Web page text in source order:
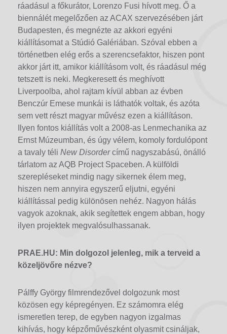
ráadásul a főkurátor, Lorenzo Fusi hívott meg. Ő a
biennálét megelőzően az ACAX szervezésében járt
Budapesten, és megnézte az akkori egyéni
kiállításomat a Stúdió Galériában. Szóval ebben a
történetben elég erős a szerencsefaktor, hiszen pont
akkor járt itt, amikor kiállításom volt, és ráadásul még
tetszett is neki. Megkeresett és meghívott
Liverpoolba, ahol rajtam kívül abban az évben
Benczúr Emese munkái is láthatók voltak, és azóta
sem vett részt magyar művész ezen a kiállításon.
Ilyen fontos kiállítás volt a 2008-as Lenmechanika az
Ernst Múzeumban, és úgy vélem, komoly fordulópont
a tavaly téli New Disordercímű nagyszabású, önálló
tárlatom az AQB Project Spaceben. A külföldi
szerepléseket mindig nagy sikernek élem meg,
hiszen nem annyira egyszerű eljutni, egyéni
kiállítással pedig különösen nehéz. Nagyon hálás
vagyok azoknak, akik segítettek engem abban, hogy
ilyen projektek megvalósulhassanak.
PRAE.HU: Min dolgozol jelenleg, mik a terveid a
közeljövőre nézve?
Pálffy György filmrendezővel dolgozunk most
közösen egy képregényen. Ez számomra elég
ismeretlen terep, de egyben nagyon izgalmas
kihívás, hogy képzőművészként olyasmit csináljak,